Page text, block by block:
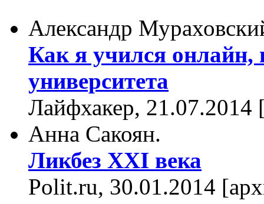
Александр
Как я учился
университета
Лайфхакер, 21.07.2014
Анна Сакоян.
Ликбез XXI века
Polit.ru, 30.01.2014